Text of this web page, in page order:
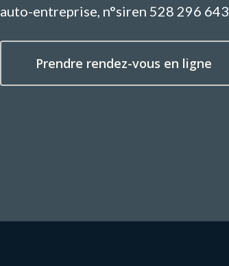
auto-entreprise, n°siren 528 296 643
Prendre rendez-vous en ligne